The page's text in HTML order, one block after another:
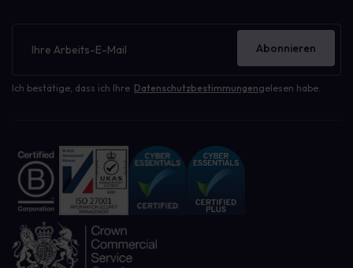
Ich bestätige, dass ich Ihre Datenschutzbestimmungengelesen habe.
Abonnieren